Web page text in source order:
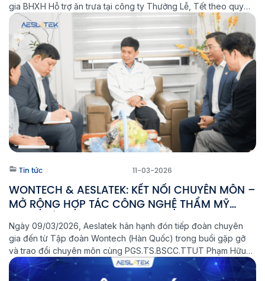
gia BHXH Hỗ trợ ăn trưa tại công ty Thưởng Lễ, Tết theo quy
định của công ty 12 phép / năm 1.5. Thời gian làm việc: 8h30 -
[…]
Tin tức 11-03-2026
WONTECH & AESLATEK: KẾT NỐI CHUYÊN MÔN –
MỞ RỘNG HỢP TÁC CÔNG NGHỆ THẨM MỸ
Ngày 09/03/2026, Aeslatek hân hạnh đón tiếp đoàn chuyên
gia đến từ Tập đoàn Wontech (Hàn Quốc) trong buổi gặp gỡ
và trao đổi chuyên môn cùng PGS.TS.BSCC.TTUT Phạm Hữu
Nghị. Là thương hiệu uy tín trong lĩnh vực nghiên cứu, phát triển
và sản xuất thiết bị laser cùng các giải pháp thẩm mỹ […]